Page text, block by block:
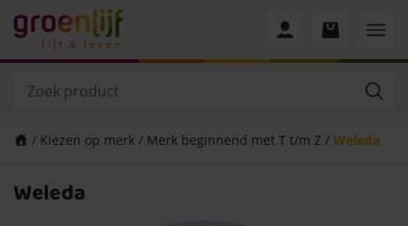
/ Kiezen op merk / Merk beginnend met T t/m Z / Weleda
Weleda